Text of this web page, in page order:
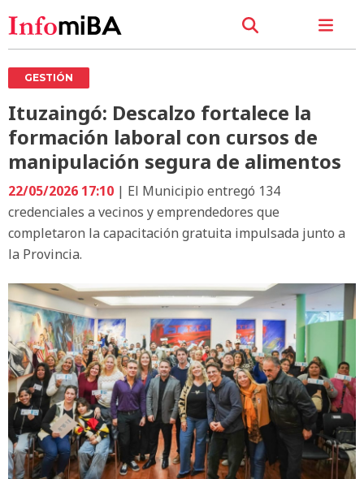
GESTIÓN
Ituzaingó: Descalzo fortalece la
formación laboral con cursos de
manipulación segura de alimentos
22/05/2026 17:10 | El Municipio entregó 134
credenciales a vecinos y emprendedores que
completaron la capacitación gratuita impulsada junto a
la Provincia.